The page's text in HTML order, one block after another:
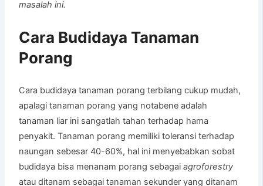
masalah ini.
Cara Budidaya Tanaman
Porang
Cara budidaya tanaman porang terbilang cukup mudah,
apalagi tanaman porang yang notabene adalah
tanaman liar ini sangatlah tahan terhadap hama
penyakit. Tanaman porang memiliki toleransi terhadap
naungan sebesar 40-60%, hal ini menyebabkan sobat
budidaya bisa menanam porang sebagaiagroforestry
atau ditanam sebagai tanaman sekunder yang ditanam